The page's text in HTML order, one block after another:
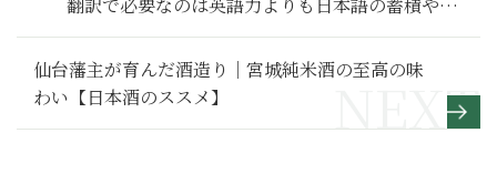
性です」
仙台藩主が育んだ酒造り｜宮城純米酒の至高の味
わい【日本酒のススメ】